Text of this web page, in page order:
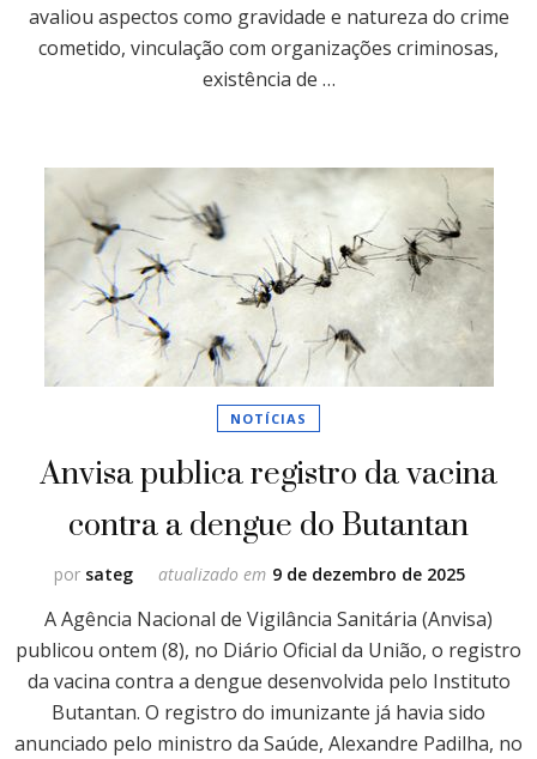
avaliou aspectos como gravidade e natureza do crime
cometido, vinculação com organizações criminosas,
existência de …
NOTÍCIAS
Anvisa publica registro da vacina
contra a dengue do Butantan
por sateg atualizado em 9 de dezembro de 2025
A Agência Nacional de Vigilância Sanitária (Anvisa)
publicou ontem (8), no Diário Oficial da União, o registro
da vacina contra a dengue desenvolvida pelo Instituto
Butantan. O registro do imunizante já havia sido
anunciado pelo ministro da Saúde, Alexandre Padilha, no